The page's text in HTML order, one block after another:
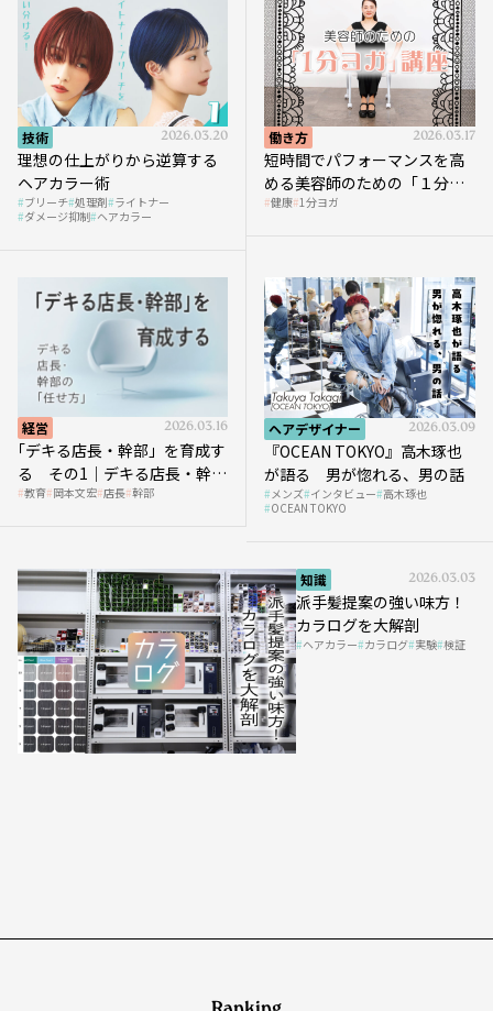
技術 2026.03.20
理想の仕上がりから逆算する
ヘアカラー術
ブリーチ 処理剤 ライトナー
ダメージ抑制 ヘアカラー
働き方 2026.03.17
短時間でパフォーマンスを高
める美容師のための「１分ヨ
ガ」講座｜実践編
健康 1分ヨガ
経営 2026.03.16
｢デキる店長・幹部」を育成す
る その1｜デキる店長・幹部
の「任せ方」
教育 岡本文宏 店長 幹部
ヘアデザイナー 2026.03.09
『OCEAN TOKYO』高木琢也
が語る 男が惚れる、男の話
メンズ インタビュー 高木琢也
OCEAN TOKYO
知識 2026.03.03
派手髪提案の強い味方！
カラログを大解剖
ヘアカラー カラログ 実験 検証